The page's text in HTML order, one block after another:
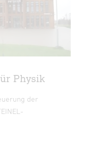
Physik
der